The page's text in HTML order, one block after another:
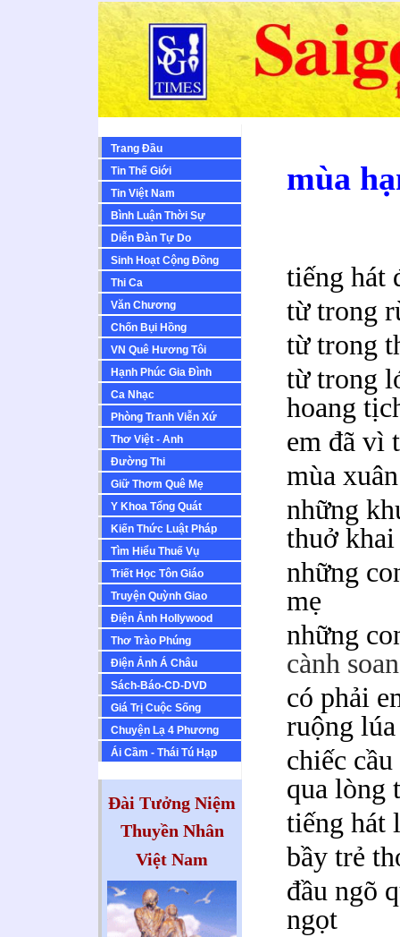
Trang Đầu
Tin Thế Giới
Tin Việt Nam
Bình Luận Thời Sự
Diễn Ðàn Tự Do
Sinh Hoạt Cộng Ðồng
Thi Ca
Văn Chương
Chốn Bụi Hồng
VN Quê Hương Tôi
Hạnh Phúc Gia Đình
Ca Nhạc
Phòng Tranh Viễn Xứ
Thơ Việt - Anh
Ðường Thi
Giữ Thơm Quê Mẹ
Y Khoa Tổng Quát
Kiến Thức Luật Pháp
Tìm Hiểu Thuế Vụ
Triết Học Tôn Giáo
Truyện Quỳnh Giao
Ðiện Ảnh Hollywood
Thơ Trào Phúng
Ðiện Ảnh Á Châu
Sách-Báo-CD-DVD
Giá Trị Cuộc Sống
Chuyện Lạ 4 Phương
Ái Cầm - Thái Tú Hạp
Đài Tưởng Niệm
Thuyền Nhân
Việt Nam
mùa
tiếng hát
từ trong
từ trong
từ trong
hoang
em đã vì
mùa
những
thuở
những
mẹ
những
cành soan
có phải
ruộng
chiếc
qua lòng
tiếng hát
bầy trẻ
đầu ngõ
ngọt